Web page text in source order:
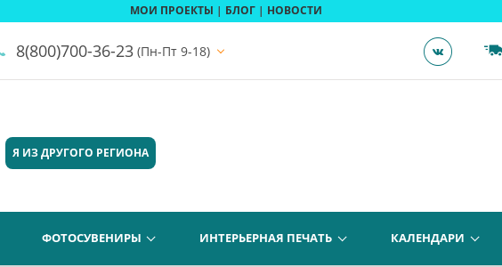
МОИ ПРОЕКТЫ | БЛОГ | НОВОСТИ
8(800)700-36-23 (Пн-Пт 9-18)
Я ИЗ ДРУГОГО РЕГИОНА
ФОТОСУВЕНИРЫ ИНТЕРЬЕРНАЯ ПЕЧАТЬ КАЛЕНДАРИ